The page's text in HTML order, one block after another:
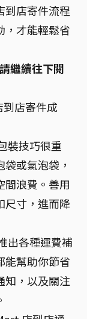
到店寄件流程
，才能輕鬆省
繼續往下閱
店寄件成
裝技巧很重
或氣泡袋，
間浪費。善用
尺寸，進而降
出各種運費補
能幫助你節省
知，以及關注